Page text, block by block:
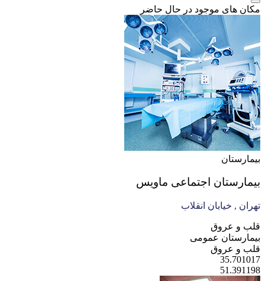
مکان های موجود در حال حاضر
بیمارستان
بیمارستان اجتماعی ماویس
تهران , خیابان انقلاب
قلب و عروق
بیمارستان عمومی
قلب و عروق
35.701017
51.391198